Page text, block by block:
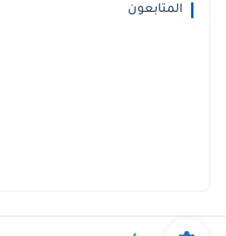
المتابعون